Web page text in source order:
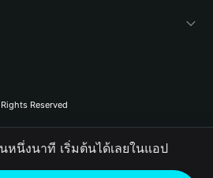
Reserved
หนึ่งนาที เริ่มต้นได้เลยในแอป